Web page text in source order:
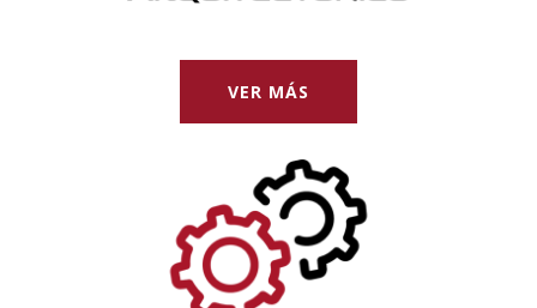
VER MÁS